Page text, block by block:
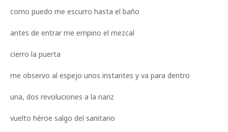
como puedo me escurro hasta el baño
antes de entrar me empino el mezcal
cierro la puerta
me observo al espejo unos instantes y va para dentro
una, dos revoluciones a la nariz
vuelto héroe salgo del sanitario